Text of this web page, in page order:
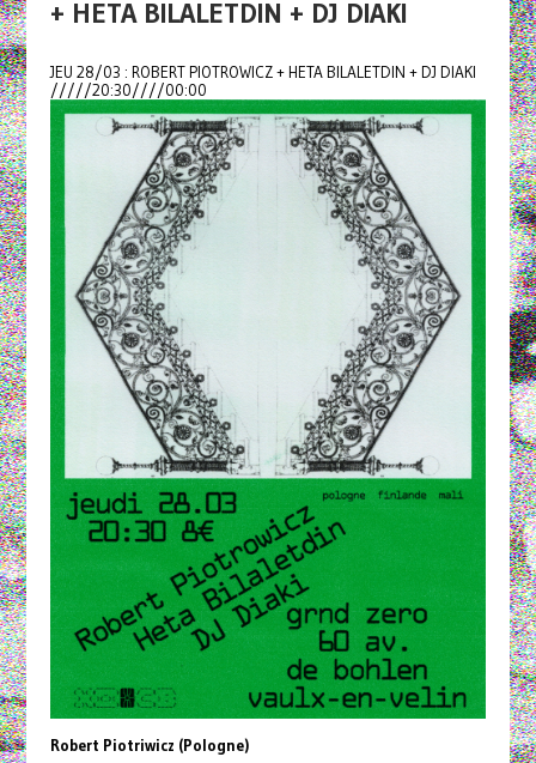
+ HETA BILALETDIN + DJ DIAKI
JEU 28/03 : ROBERT PIOTROWICZ + HETA BILALETDIN + DJ DIAKI
/////20:30////00:00
Robert Piotriwicz (Pologne)